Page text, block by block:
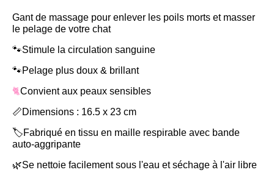
Gant de massage pour enlever les poils morts et masser
le pelage de votre chat
🐾Stimule la circulation sanguine
🐾Pelage plus doux & brillant
🐈Convient aux peaux sensibles
📏Dimensions : 16.5 x 23 cm
🏷️Fabriqué en tissu en maille respirable avec bande
auto-aggripante
🌿Se nettoie facilement sous l'eau et séchage à l'air libre